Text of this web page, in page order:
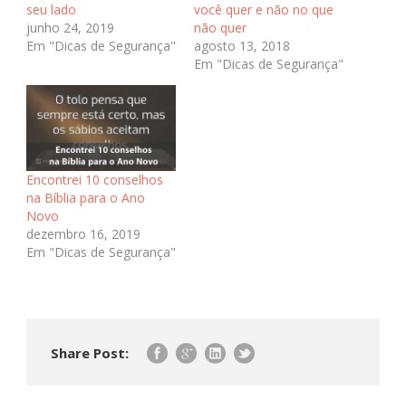
seu lado
junho 24, 2019
Em "Dicas de Segurança"
você quer e não no que
não quer
agosto 13, 2018
Em "Dicas de Segurança"
Encontrei 10 conselhos
na Bíblia para o Ano
Novo
dezembro 16, 2019
Em "Dicas de Segurança"
Share Post: